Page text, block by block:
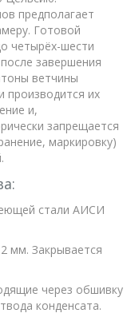
предполагает
Готовой
четырёх-шести
завершения
ветчины
производится их
и,
запрещается
маркировку)
стали АИСИ
мм. Закрывается
через обшивку
конденсата.